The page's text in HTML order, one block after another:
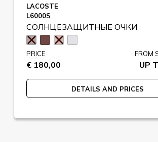
LACOSTE
L6000S
СОЛНЦЕЗАЩИТНЫЕ ОЧКИ
PRICE
€ 180,00
FROM
UP
DETAILS AND PRICES